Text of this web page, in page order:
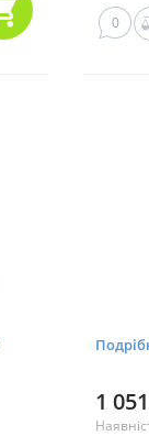
0
1